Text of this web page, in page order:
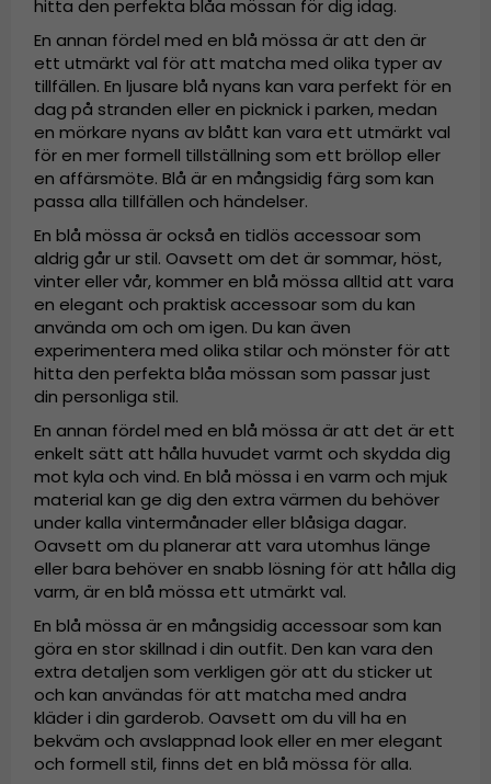
hitta den perfekta blåa mössan för dig idag.
En annan fördel med en blå mössa är att den är
ett utmärkt val för att matcha med olika typer av
tillfällen. En ljusare blå nyans kan vara perfekt för en
dag på stranden eller en picknick i parken, medan
en mörkare nyans av blått kan vara ett utmärkt val
för en mer formell tillställning som ett bröllop eller
en affärsmöte. Blå är en mångsidig färg som kan
passa alla tillfällen och händelser.
En blå mössa är också en tidlös accessoar som
aldrig går ur stil. Oavsett om det är sommar, höst,
vinter eller vår, kommer en blå mössa alltid att vara
en elegant och praktisk accessoar som du kan
använda om och om igen. Du kan även
experimentera med olika stilar och mönster för att
hitta den perfekta blåa mössan som passar just
din personliga stil.
En annan fördel med en blå mössa är att det är ett
enkelt sätt att hålla huvudet varmt och skydda dig
mot kyla och vind. En blå mössa i en varm och mjuk
material kan ge dig den extra värmen du behöver
under kalla vintermånader eller blåsiga dagar.
Oavsett om du planerar att vara utomhus länge
eller bara behöver en snabb lösning för att hålla dig
varm, är en blå mössa ett utmärkt val.
En blå mössa är en mångsidig accessoar som kan
göra en stor skillnad i din outfit. Den kan vara den
extra detaljen som verkligen gör att du sticker ut
och kan användas för att matcha med andra
kläder i din garderob. Oavsett om du vill ha en
bekväm och avslappnad look eller en mer elegant
och formell stil, finns det en blå mössa för alla.